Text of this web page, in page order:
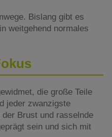
Bislang gibt es
weitgehend normales
die große Teile
jeder zwanzigste
Brust und rasselnde
sein und sich mit